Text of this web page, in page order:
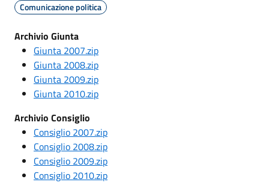
Comunicazione politica
Archivio Giunta
Giunta 2007.zip
Giunta 2008.zip
Giunta 2009.zip
Giunta 2010.zip
Archivio Consiglio
Consiglio 2007.zip
Consiglio 2008.zip
Consiglio 2009.zip
Consiglio 2010.zip